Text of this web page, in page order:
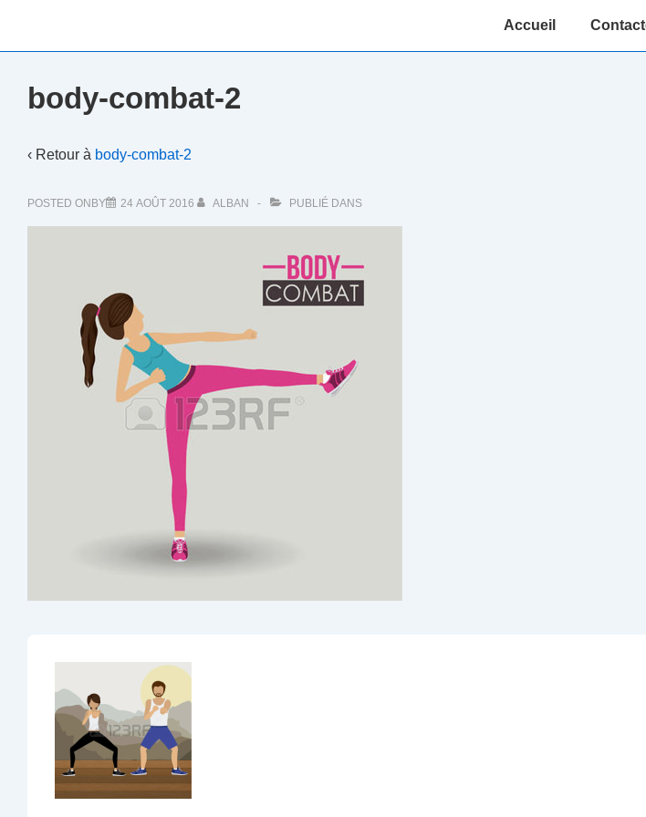
contenu
principal
Main
Accueil
body-combat-2
‹ Retour à body-combat-2
POSTED ONBY 24 AOÛT 2016 ALBAN PUBLIÉ DANS